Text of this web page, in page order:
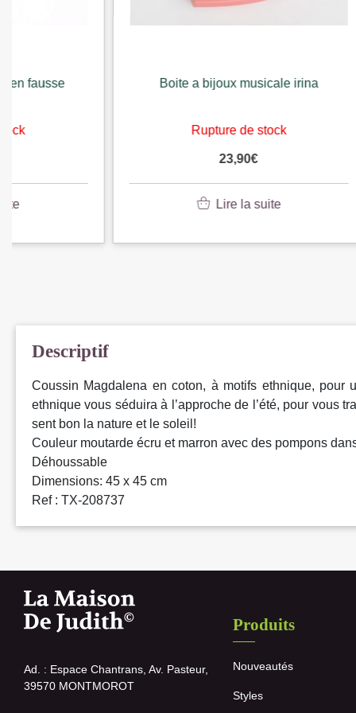
Boite a bijoux musicale irina Plaque
Descriptif
Coussin Magdalena en coton, à motifs ethnique, pour
ethnique vous séduira à l’approche de l’été, pour vous
sent bon la nature et le soleil!
Couleur moutarde écru et marron avec des pompons
Déhoussable
Dimensions: 45 x 45 cm
Ref : TX-208737
Ad. : Espace Chantrans, Av. Pasteur,
39570 MONTMOROT
Produits
Nouveautés
Styles